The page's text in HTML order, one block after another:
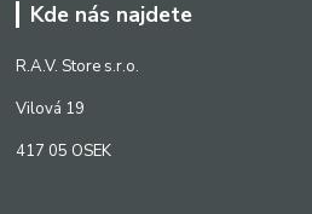
Kde nás najdete
R.A.V. Store s.r.o.
Vilová 19
417 05 OSEK